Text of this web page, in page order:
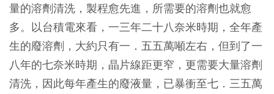
量的溶劑清洗，製程愈先進，所需要的溶劑也就愈
多。以台積電來看，一三年二十八奈米時期，全年產
生的廢溶劑，大約只有一．五五萬噸左右，但到了一
八年的七奈米時期，晶片線距更窄，更需要大量溶劑
清洗，因此每年產生的廢液量，已暴衝至七．三五萬